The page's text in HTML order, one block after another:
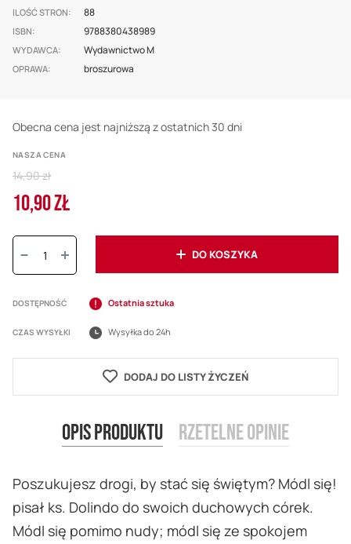
images
gallery
ILOŚĆ STRON 88
ISBN 9788380438989
WYDAWCA Wydawnictwo M
OPRAWA broszurowa
Obecna cena jest najniższą z ostatnich 30 dni
NASZA CENA
Cena
10,90 ZŁ
Regular
Price
14,90 zł
Ilość:
DO KOSZYKA
DOSTĘPNOŚĆ Ostatnia sztuka
CZAS WYSYŁKI Wysyłka do 24h
DODAJ DO LISTY ŻYCZEŃ
Opis produktu
Poszukujesz drogi, by stać się świętym? Módl się!
pisał ks. Dolindo do swoich duchowych córek.
Módl się pomimo nudy; módl się ze spokojem
Rzetelne opinie